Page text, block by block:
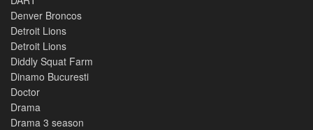
Denver Broncos
Detroit Lions
Detroit Lions
Diddly Squat Farm
Dinamo Bucuresti
Doctor
Drama
Drama 3 season